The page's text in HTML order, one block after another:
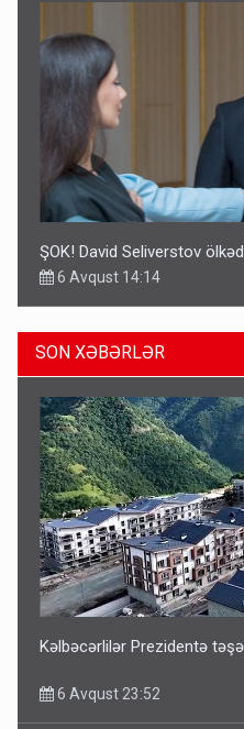
ŞOK! David Seliverstov
6 Avqust 14:14
Bu ölkələrə şəxsiyyət
SİYAHI
SON XƏBƏRLƏR
Kəlbəcərlilər Prezidentə
6 Avqust 23:52